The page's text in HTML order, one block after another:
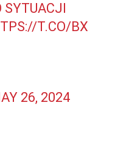
SYTUACJI
T.CO/BX
26, 2024